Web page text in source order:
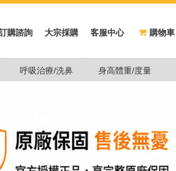
購諮詢 大宗採購 客服中心 購物車
呼吸治療/洗鼻 身高體重/度量